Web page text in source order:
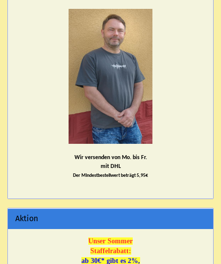
Wir versenden von Mo. bis Fr.
mit DHL
Der Mindestbestellwert beträgt 5,95€
Aktion
Unser Sommer
Staffelrabatt:
ab 30€* gibt es 2%,